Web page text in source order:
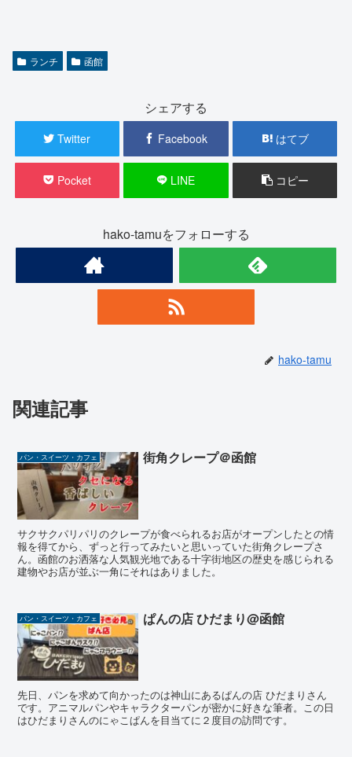
ランチ 函館
シェアする
Twitter Facebook はてブ
Pocket LINE コピー
hako-tamuをフォローする
hako-tamu
関連記事
パン・スイーツ・カフェ 街角クレープ＠函館
サクサクパリパリのクレープが食べられるお店がオープンしたとの情
報を得てから、ずっと行ってみたいと思いっていた街角クレープさ
ん。函館のお洒落な人気観光地である十字街地区の歴史を感じられる
建物やお店が並ぶ一角にそれはありました。
パン・スイーツ・カフェ ぱんの店 ひだまり@函館
先日、パンを求めて向かったのは神山にあるぱんの店 ひだまりさん
です。アニマルパンやキャラクターパンが密かに好きな筆者。この日
はひだまりさんのにゃこぱんを目当てに２度目の訪問です。